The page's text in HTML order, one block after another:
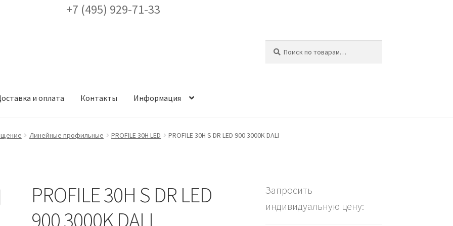
+7 (495) 929-71-33
и оплата Контакты Информация
Доставка и оплата Заказ проекта освещения КонтактыКорзина
Сертификаты Таблица выбора вводного щитка
Линейные профильные PROFILE 30H LED PROFILE 30H S DR LED 900 3000K DALI
PROFILE 30H S DR LED
900 3000K DALI
Запросить
индивидуальную цену: